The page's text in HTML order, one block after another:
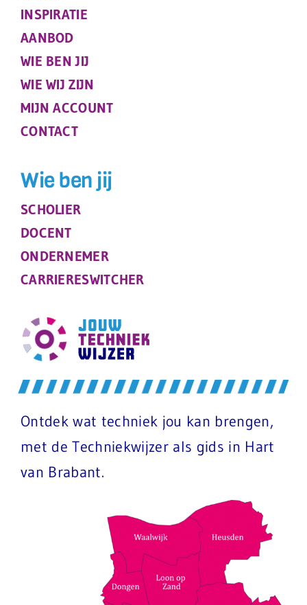
INSPIRATIE
AANBOD
WIE BEN JIJ
WIE WIJ ZIJN
MIJN ACCOUNT
CONTACT
Wie ben jij
SCHOLIER
DOCENT
ONDERNEMER
CARRIERESWITCHER
Ontdek wat techniek jou kan brengen,
met de Techniekwijzer als gids in Hart
van Brabant.